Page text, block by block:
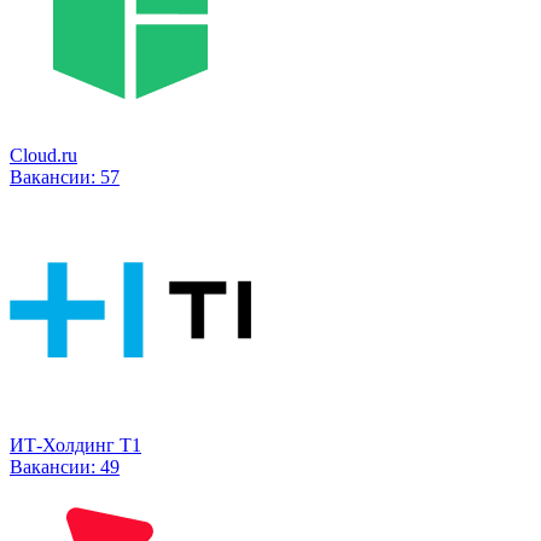
Cloud.ru
Вакансии: 57
ИТ-Холдинг Т1
Вакансии: 49